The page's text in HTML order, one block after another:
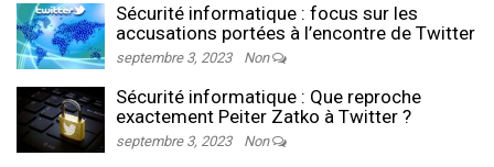
Sécurité informatique : focus sur les
accusations portées à l’encontre de Twitter
septembre 3, 2023 Non
Sécurité informatique : Que reproche
exactement Peiter Zatko à Twitter ?
septembre 3, 2023 Non